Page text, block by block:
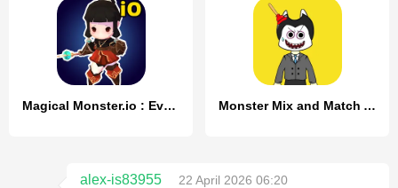
Magical Monster.io : Evolution Monster Mix and Match ASMR
alex-is83955
22 April 2026 06:20